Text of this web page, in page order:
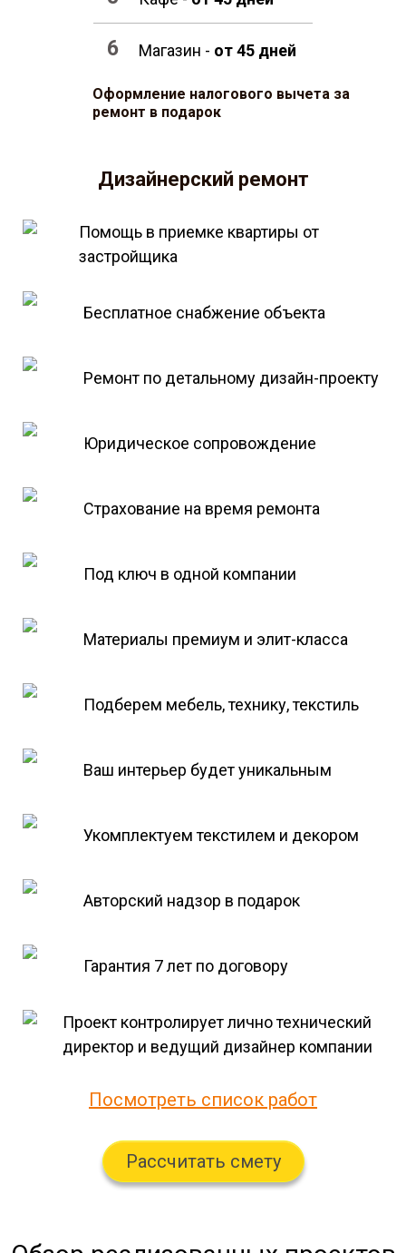
Магазин - от 45 дней
Оформление налогового вычета за
ремонт в подарок
Дизайнерский ремонт
Помощь в приемке квартиры от
застройщика
Бесплатное снабжение объекта
Ремонт по детальному дизайн-проекту
Юридическое сопровождение
Страхование на время ремонта
Под ключ в одной компании
Материалы премиум и элит-класса
Подберем мебель, технику, текстиль
Ваш интерьер будет уникальным
Укомплектуем текстилем и декором
Авторский надзор в подарок
Гарантия 7 лет по договору
Проект контролирует лично технический
директор и ведущий дизайнер компании
Посмотреть список работ
Рассчитать смету